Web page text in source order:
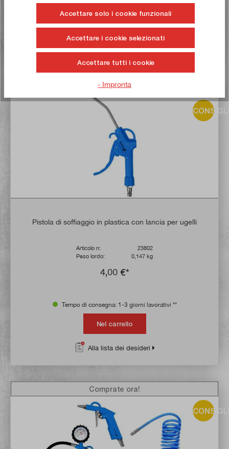
Tempo di consegna: 1-3 giorni lavorativi **
Nel carrello
Alla lista dei desideri
Pistola di soffiaggio in plastica con lancia per ugelli
Articolo n:
23802
Peso lordo:
0,147 kg
4,00 €*
Comprate ora!
Tempo di consegna: 1-3 giorni lavorativi **
Nel carrello
Alla lista dei desideri
Comprate ora!
Accettare solo i cookie funzionali
Accettare i cookie selezionati
Accettare tutti i cookie
- Impronta